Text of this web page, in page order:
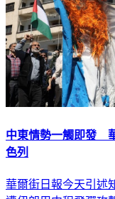
中東情勢一觸即發
色列
華爾街日報今天引述